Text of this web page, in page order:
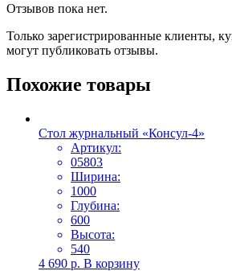
Отзывов пока нет.
Только зарегистрированные клиенты,
могут публиковать отзывы.
Похожие товары
Стол журнальный «Консул-4»
Артикул:
05803
Ширина:
1000
Глубина:
600
Высота:
540
4 690 р. В корзину